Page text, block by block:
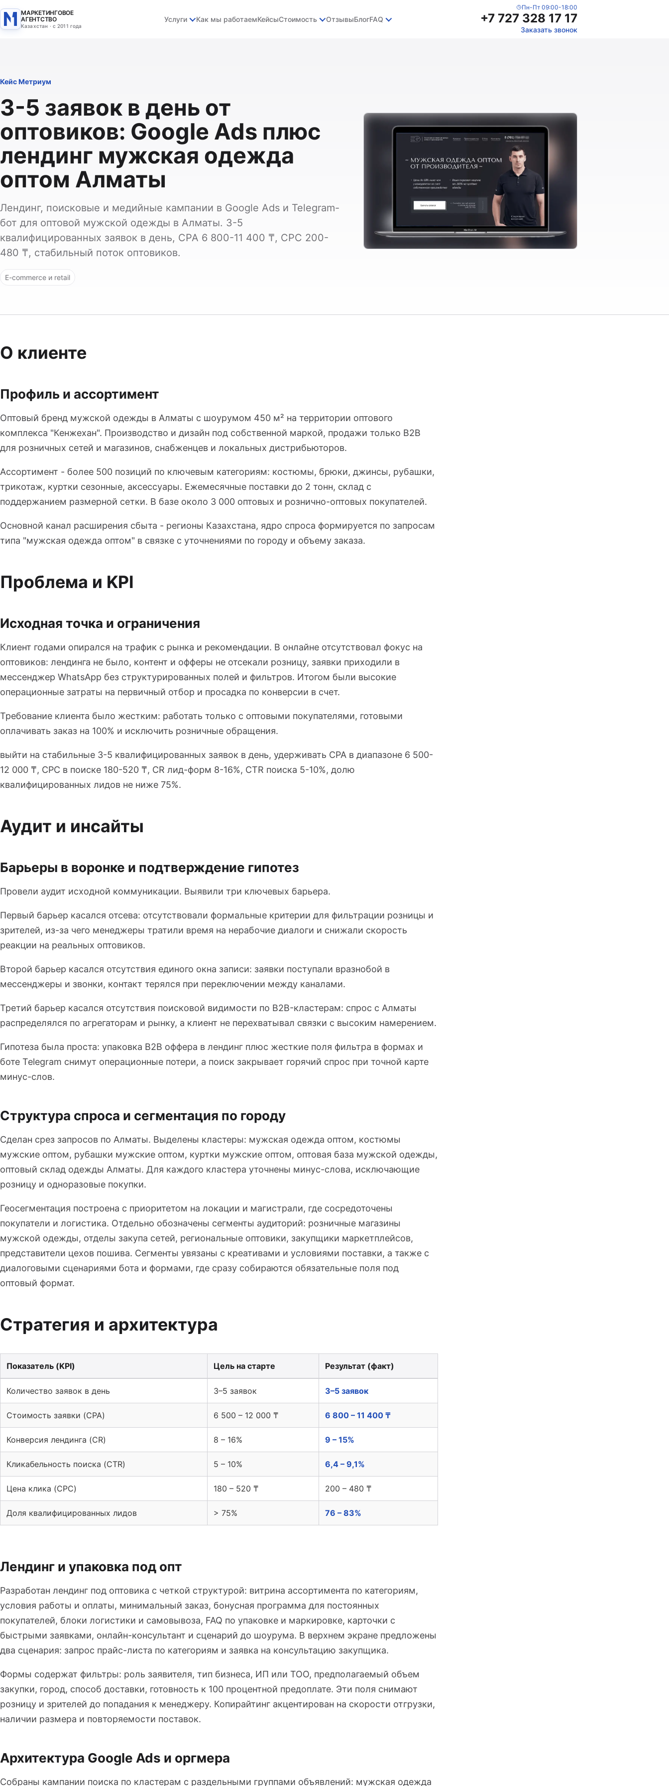
МАРКЕТИНГОВОЕ
АГЕНТСТВО
Казахстан · с 2011 года
Услуги Как мы работаемКейсыСтоимость ОтзывыБлогFAQ
Пн-Пт 09:00-18:00
+7 727 328 17 17
Заказать звонок
Кейс Метриум
3-5 заявок в день от
оптовиков: Google Ads плюс
лендинг мужская одежда
оптом Алматы
Лендинг, поисковые и медийные кампании в Google Ads и Telegram-
бот для оптовой мужской одежды в Алматы. 3-5
квалифицированных заявок в день, CPA 6 800-11 400 ₸, CPC 200-
480 ₸, стабильный поток оптовиков.
E-commerce и retail
О клиенте
Профиль и ассортимент
Оптовый бренд мужской одежды в Алматы с шоурумом 450 м² на территории оптового
комплекса "Кенжехан". Производство и дизайн под собственной маркой, продажи только B2B
для розничных сетей и магазинов, снабженцев и локальных дистрибьюторов.
Ассортимент - более 500 позиций по ключевым категориям: костюмы, брюки, джинсы, рубашки,
трикотаж, куртки сезонные, аксессуары. Ежемесячные поставки до 2 тонн, склад с
поддержанием размерной сетки. В базе около 3 000 оптовых и рознично-оптовых покупателей.
Основной канал расширения сбыта - регионы Казахстана, ядро спроса формируется по запросам
типа "мужская одежда оптом" в связке с уточнениями по городу и объему заказа.
Проблема и KPI
Исходная точка и ограничения
Клиент годами опирался на трафик с рынка и рекомендации. В онлайне отсутствовал фокус на
оптовиков: лендинга не было, контент и офферы не отсекали розницу, заявки приходили в
мессенджер WhatsApp без структурированных полей и фильтров. Итогом были высокие
операционные затраты на первичный отбор и просадка по конверсии в счет.
Требование клиента было жестким: работать только с оптовыми покупателями, готовыми
оплачивать заказ на 100% и исключить розничные обращения.
выйти на стабильные 3-5 квалифицированных заявок в день, удерживать CPA в диапазоне 6 500-
12 000 ₸, CPC в поиске 180-520 ₸, CR лид-форм 8-16%, CTR поиска 5-10%, долю
квалифицированных лидов не ниже 75%.
Аудит и инсайты
Барьеры в воронке и подтверждение гипотез
Провели аудит исходной коммуникации. Выявили три ключевых барьера.
Первый барьер касался отсева: отсутствовали формальные критерии для фильтрации розницы и
зрителей, из-за чего менеджеры тратили время на нерабочие диалоги и снижали скорость
реакции на реальных оптовиков.
Второй барьер касался отсутствия единого окна записи: заявки поступали вразнобой в
мессенджеры и звонки, контакт терялся при переключении между каналами.
Третий барьер касался отсутствия поисковой видимости по B2B-кластерам: спрос с Алматы
распределялся по агрегаторам и рынку, а клиент не перехватывал связки с высоким намерением.
Гипотеза была проста: упаковка B2B оффера в лендинг плюс жесткие поля фильтра в формах и
боте Telegram снимут операционные потери, а поиск закрывает горячий спрос при точной карте
минус-слов.
Структура спроса и сегментация по городу
Сделан срез запросов по Алматы. Выделены кластеры: мужская одежда оптом, костюмы
мужские оптом, рубашки мужские оптом, куртки мужские оптом, оптовая база мужской одежды,
оптовый склад одежды Алматы. Для каждого кластера уточнены минус-слова, исключающие
розницу и одноразовые покупки.
Геосегментация построена с приоритетом на локации и магистрали, где сосредоточены
покупатели и логистика. Отдельно обозначены сегменты аудиторий: розничные магазины
мужской одежды, отделы закупа сетей, региональные оптовики, закупщики маркетплейсов,
представители цехов пошива. Сегменты увязаны с креативами и условиями поставки, а также с
диалоговыми сценариями бота и формами, где сразу собираются обязательные поля под
оптовый формат.
Стратегия и архитектура
Показатель (KPI) Цель на старте Результат (факт)
Количество заявок в день 3–5 заявок 3–5 заявок
Стоимость заявки (CPA) 6 500 – 12 000 ₸ 6 800 – 11 400 ₸
Конверсия лендинга (CR) 8 – 16% 9 – 15%
Кликабельность поиска (CTR) 5 – 10% 6,4 – 9,1%
Цена клика (CPC) 180 – 520 ₸ 200 – 480 ₸
Доля квалифицированных лидов > 75% 76 – 83%
Лендинг и упаковка под опт
Разработан лендинг под оптовика с четкой структурой: витрина ассортимента по категориям,
условия работы и оплаты, минимальный заказ, бонусная программа для постоянных
покупателей, блоки логистики и самовывоза, FAQ по упаковке и маркировке, карточки с
быстрыми заявками, онлайн-консультант и сценарий до шоурума. В верхнем экране предложены
два сценария: запрос прайс-листа по категориям и заявка на консультацию закупщика.
Формы содержат фильтры: роль заявителя, тип бизнеса, ИП или ТОО, предполагаемый объем
закупки, город, способ доставки, готовность к 100 процентной предоплате. Эти поля снимают
розницу и зрителей до попадания к менеджеру. Копирайтинг акцентирован на скорости отгрузки,
наличии размера и повторяемости поставок.
Архитектура Google Ads и оргмера
Собраны кампании поиска по кластерам с раздельными группами объявлений: мужская одежда